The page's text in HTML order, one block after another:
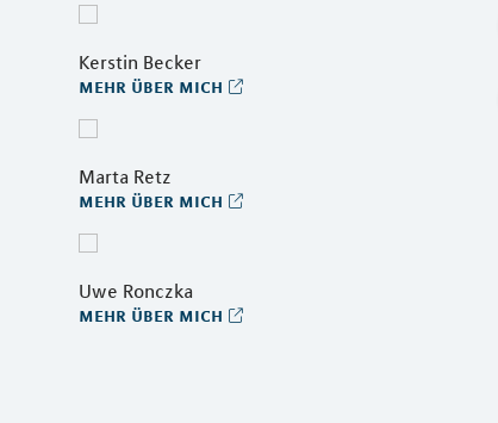
Kerstin Becker
mehr über mich
Marta Retz
mehr über mich
Uwe Ronczka
mehr über mich